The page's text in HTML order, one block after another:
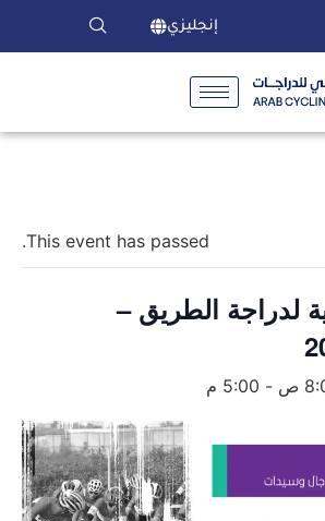
إنجليزي
This event has passed.
لدراجة الطريق –
- 5:00 م